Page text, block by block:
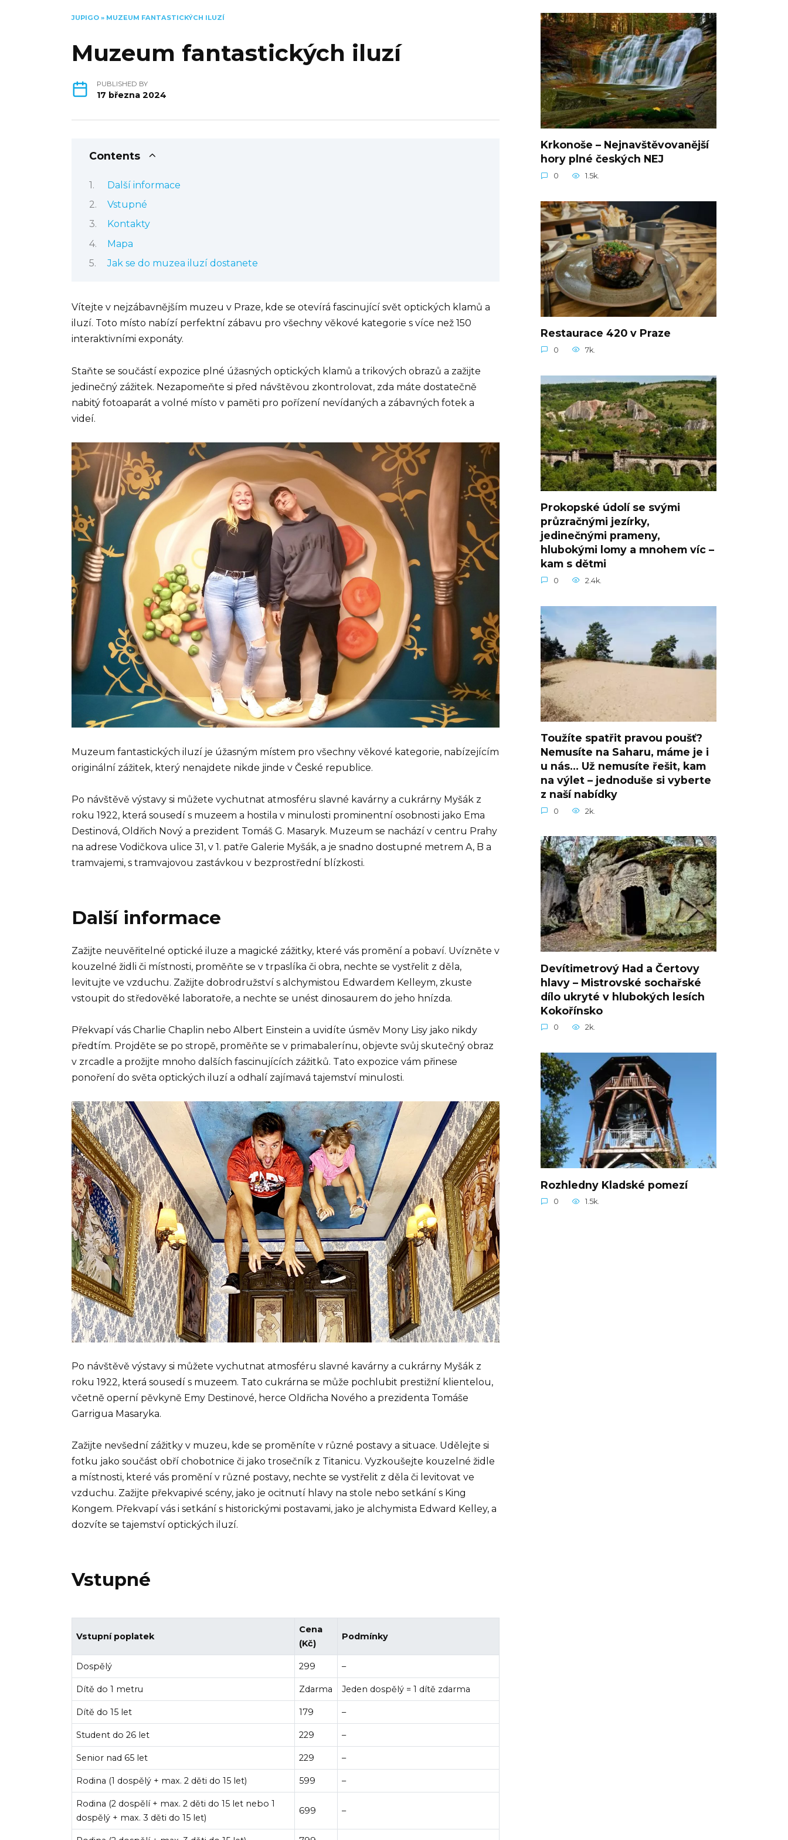
JUPIGO » MUZEUM FANTASTICKÝCH ILUZÍ
Muzeum fantastických iluzí
PUBLISHED BY
17 března 2024
Contents
Další informace
Vstupné
Kontakty
Mapa
Jak se do muzea iluzí dostanete
Vítejte v nejzábavnějším muzeu v Praze, kde se otevírá fascinující svět optických klamů a
iluzí. Toto místo nabízí perfektní zábavu pro všechny věkové kategorie s více než 150
interaktivními exponáty.
Staňte se součástí expozice plné úžasných optických klamů a trikových obrazů a zažijte
jedinečný zážitek. Nezapomeňte si před návštěvou zkontrolovat, zda máte dostatečně
nabitý fotoaparát a volné místo v paměti pro pořízení nevídaných a zábavných fotek a
videí.
Muzeum fantastických iluzí je úžasným místem pro všechny věkové kategorie, nabízejícím
originální zážitek, který nenajdete nikde jinde v České republice.
Po návštěvě výstavy si můžete vychutnat atmosféru slavné kavárny a cukrárny Myšák z
roku 1922, která sousedí s muzeem a hostila v minulosti prominentní osobnosti jako Ema
Destinová, Oldřich Nový a prezident Tomáš G. Masaryk. Muzeum se nachází v centru Prahy
na adrese Vodičkova ulice 31, v 1. patře Galerie Myšák, a je snadno dostupné metrem A, B a
tramvajemi, s tramvajovou zastávkou v bezprostřední blízkosti.
Další informace
Zažijte neuvěřitelné optické iluze a magické zážitky, které vás promění a pobaví. Uvízněte v
kouzelné židli či místnosti, proměňte se v trpaslíka či obra, nechte se vystřelit z děla,
levitujte ve vzduchu. Zažijte dobrodružství s alchymistou Edwardem Kelleym, zkuste
vstoupit do středověké laboratoře, a nechte se unést dinosaurem do jeho hnízda.
Překvapí vás Charlie Chaplin nebo Albert Einstein a uvidíte úsměv Mony Lisy jako nikdy
předtím. Projděte se po stropě, proměňte se v primabalerínu, objevte svůj skutečný obraz
v zrcadle a prožijte mnoho dalších fascinujících zážitků. Tato expozice vám přinese
ponoření do světa optických iluzí a odhalí zajímavá tajemství minulosti.
Po návštěvě výstavy si můžete vychutnat atmosféru slavné kavárny a cukrárny Myšák z
roku 1922, která sousedí s muzeem. Tato cukrárna se může pochlubit prestižní klientelou,
včetně operní pěvkyně Emy Destinové, herce Oldřicha Nového a prezidenta Tomáše
Garrigua Masaryka.
Zažijte nevšední zážitky v muzeu, kde se proměníte v různé postavy a situace. Udělejte si
fotku jako součást obří chobotnice či jako trosečník z Titanicu. Vyzkoušejte kouzelné židle
a místnosti, které vás promění v různé postavy, nechte se vystřelit z děla či levitovat ve
vzduchu. Zažijte překvapivé scény, jako je ocitnutí hlavy na stole nebo setkání s King
Kongem. Překvapí vás i setkání s historickými postavami, jako je alchymista Edward Kelley, a
dozvíte se tajemství optických iluzí.
Vstupné
Vstupní poplatek
Cena
(Kč)
Podmínky
Dospělý 299 –
Dítě do 1 metru Zdarma Jeden dospělý = 1 dítě zdarma
Dítě do 15 let 179 –
Student do 26 let 229 –
Senior nad 65 let 229 –
Rodina (1 dospělý + max. 2 děti do 15 let) 599 –
Rodina (2 dospělí + max. 2 děti do 15 let nebo 1
dospělý + max. 3 děti do 15 let)
699 –
Krkonoše – Nejnavštěvovanější
hory plné českých NEJ
0 1.5k.
Restaurace 420 v Praze
0 7k.
Prokopské údolí se svými
průzračnými jezírky,
jedinečnými prameny,
hlubokými lomy a mnohem víc –
kam s dětmi
0 2.4k.
Toužíte spatřit pravou poušť?
Nemusíte na Saharu, máme je i
u nás… Už nemusíte řešit, kam
na výlet – jednoduše si vyberte
z naší nabídky
0 2k.
Devítimetrový Had a Čertovy
hlavy – Mistrovské sochařské
dílo ukryté v hlubokých lesích
Kokořínsko
0 2k.
Rozhledny Kladské pomezí
0 1.5k.